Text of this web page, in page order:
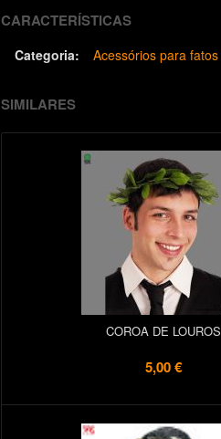
CARACTERÍSTICAS
Categoria: Acessórios para fatos
SIMILARES
COROA DE LOUROS
5,00 €